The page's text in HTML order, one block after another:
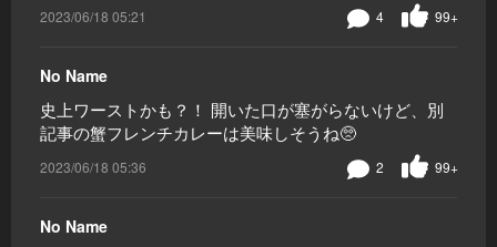
2023/06/18 05:21 99+
4
No Name
史上ワーストかも？！ 開いた口が塞がらないけど、別
記事の蟹フレンチカレーは美味しそうね🥺
2023/06/18 05:36 99+
2
No Name